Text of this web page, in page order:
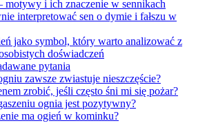
motywy i ich znaczenie w sennikach
interpretować sen o dymie i fałszu w
jako symbol, który warto analizować z
doświadczeń
pytania
zawsze zwiastuje nieszczęście?
zrobić, jeśli często śni mi się pożar?
ognia jest pozytywny?
ma ogień w kominku?